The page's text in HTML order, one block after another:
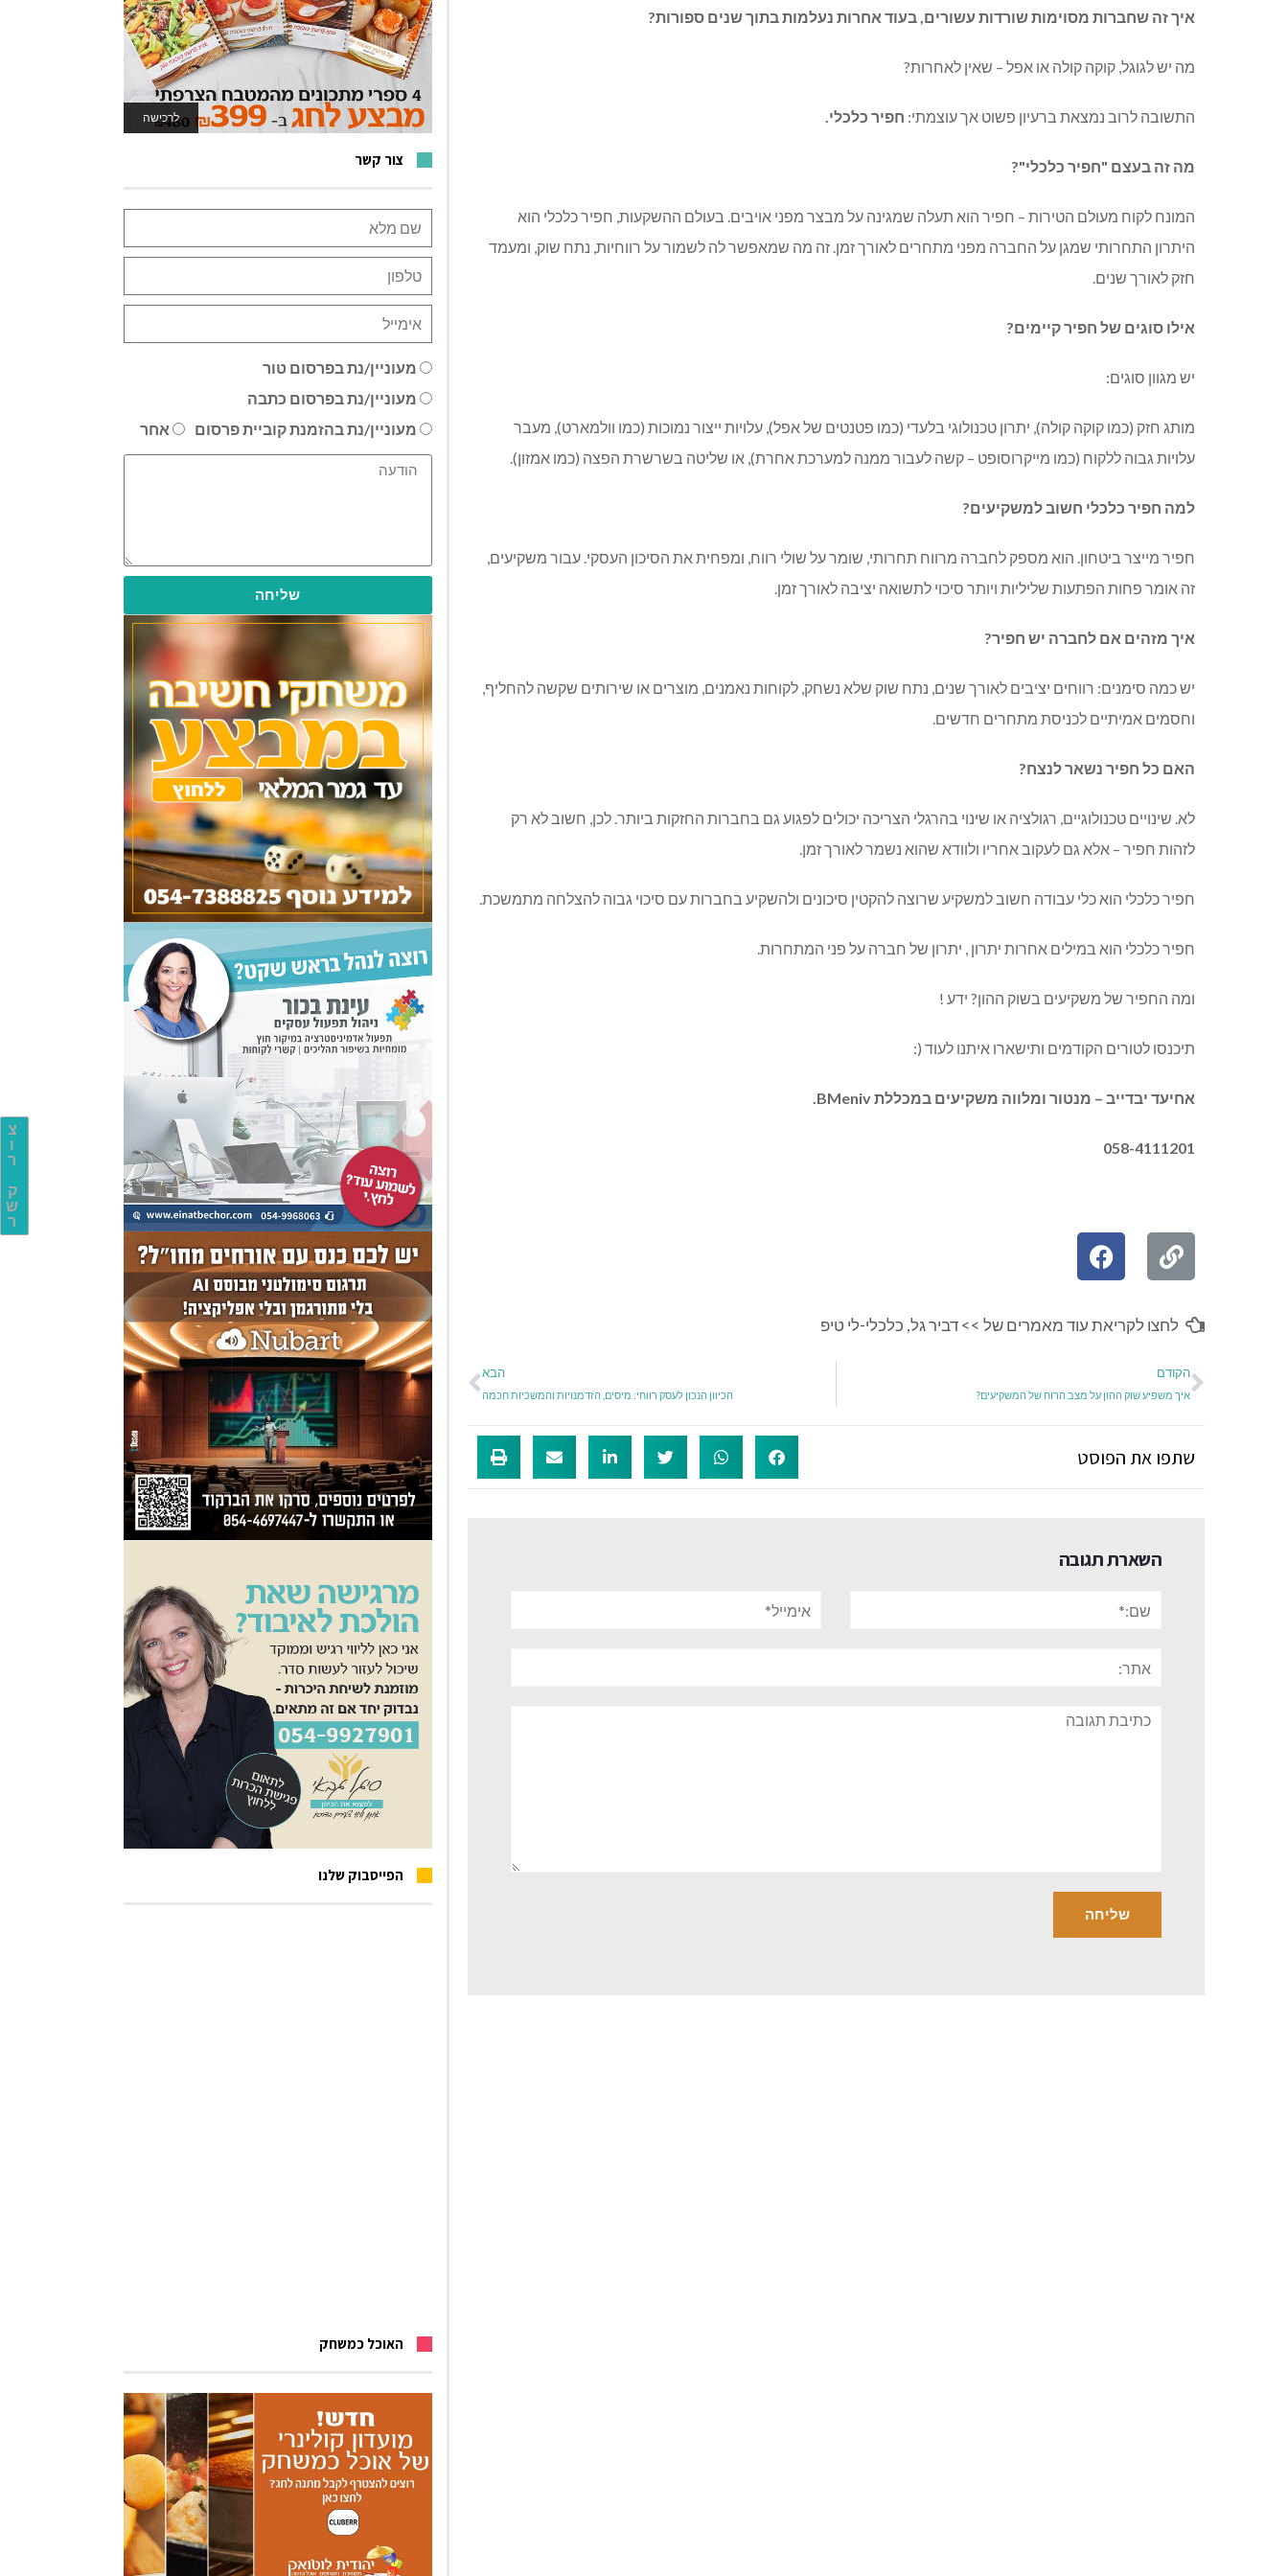
צ
ו
ר
ק
ש
ר
איך זה שחברות מסוימות שורדות עשורים, בעוד אחרות נעלמות בתוך שנים ספורות?
מה יש לגוגל, קוקה קולה או אפל – שאין לאחרות?
התשובה לרוב נמצאת ברעיון פשוט אך עוצמתי: חפיר כלכלי.
מה זה בעצם "חפיר כלכלי"?
המונח לקוח מעולם הטירות – חפיר הוא תעלה שמגינה על מבצר מפני אויבים. בעולם ההשקעות, חפיר כלכלי הוא
היתרון התחרותי שמגן על החברה מפני מתחרים לאורך זמן. זה מה שמאפשר לה לשמור על רווחיות, נתח שוק, ומעמד
חזק לאורך שנים.
אילו סוגים של חפיר קיימים?
יש מגוון סוגים:
מותג חזק (כמו קוקה קולה), יתרון טכנולוגי בלעדי (כמו פטנטים של אפל), עלויות ייצור נמוכות (כמו וולמארט), מעבר
עלויות גבוה ללקוח (כמו מייקרוסופט – קשה לעבור ממנה למערכת אחרת), או שליטה בשרשרת הפצה (כמו אמזון).
למה חפיר כלכלי חשוב למשקיעים?
חפיר מייצר ביטחון. הוא מספק לחברה מרווח תחרותי, שומר על שולי רווח, ומפחית את הסיכון העסקי. עבור משקיעים,
זה אומר פחות הפתעות שליליות ויותר סיכוי לתשואה יציבה לאורך זמן.
איך מזהים אם לחברה יש חפיר?
יש כמה סימנים: רווחים יציבים לאורך שנים, נתח שוק שלא נשחק, לקוחות נאמנים, מוצרים או שירותים שקשה להחליף,
וחסמים אמיתיים לכניסת מתחרים חדשים.
האם כל חפיר נשאר לנצח?
לא. שינויים טכנולוגיים, רגולציה או שינוי בהרגלי הצריכה יכולים לפגוע גם בחברות החזקות ביותר. לכן, חשוב לא רק
לזהות חפיר – אלא גם לעקוב אחריו ולוודא שהוא נשמר לאורך זמן.
חפיר כלכלי הוא כלי עבודה חשוב למשקיע שרוצה להקטין סיכונים ולהשקיע בחברות עם סיכוי גבוה להצלחה מתמשכת.
חפיר כלכלי הוא במילים אחרות יתרון , יתרון של חברה על פני המתחרות.
ומה החפיר של משקיעים בשוק ההון? ידע !
תיכנסו לטורים הקודמים ותישארו איתנו לעוד (:
אחיעד יבדייב – מנטור ומלווה משקיעים במכללתBMeniv
.
058-4111201
לחצו לקריאת עוד מאמרים של >>דביר גל, כלכלי-לי טיפ
הקודם
איך משפיע שוק ההון על מצב הרוח של המשקיעים?
הבא
הכיוון הנכון לעסק רווחי: מיסים, הזדמנויות והמשכיות חכמה
שתפו את הפוסט
השארת תגובה
תגובה
לרכישה
לאתר המשחקים
צור קשר
מעוניין/נת בפרסום טור
מעוניין/נת בפרסום כתבה
מעוניין/נת בהזמנת קוביית פרסום
אחר
שליחה
הפייסבוק שלנו
האוכל כמשחק